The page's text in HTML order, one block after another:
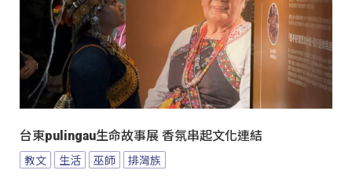
台東pulingau生命故事展 香氛串起文化連結
教文 生活 巫師 排灣族